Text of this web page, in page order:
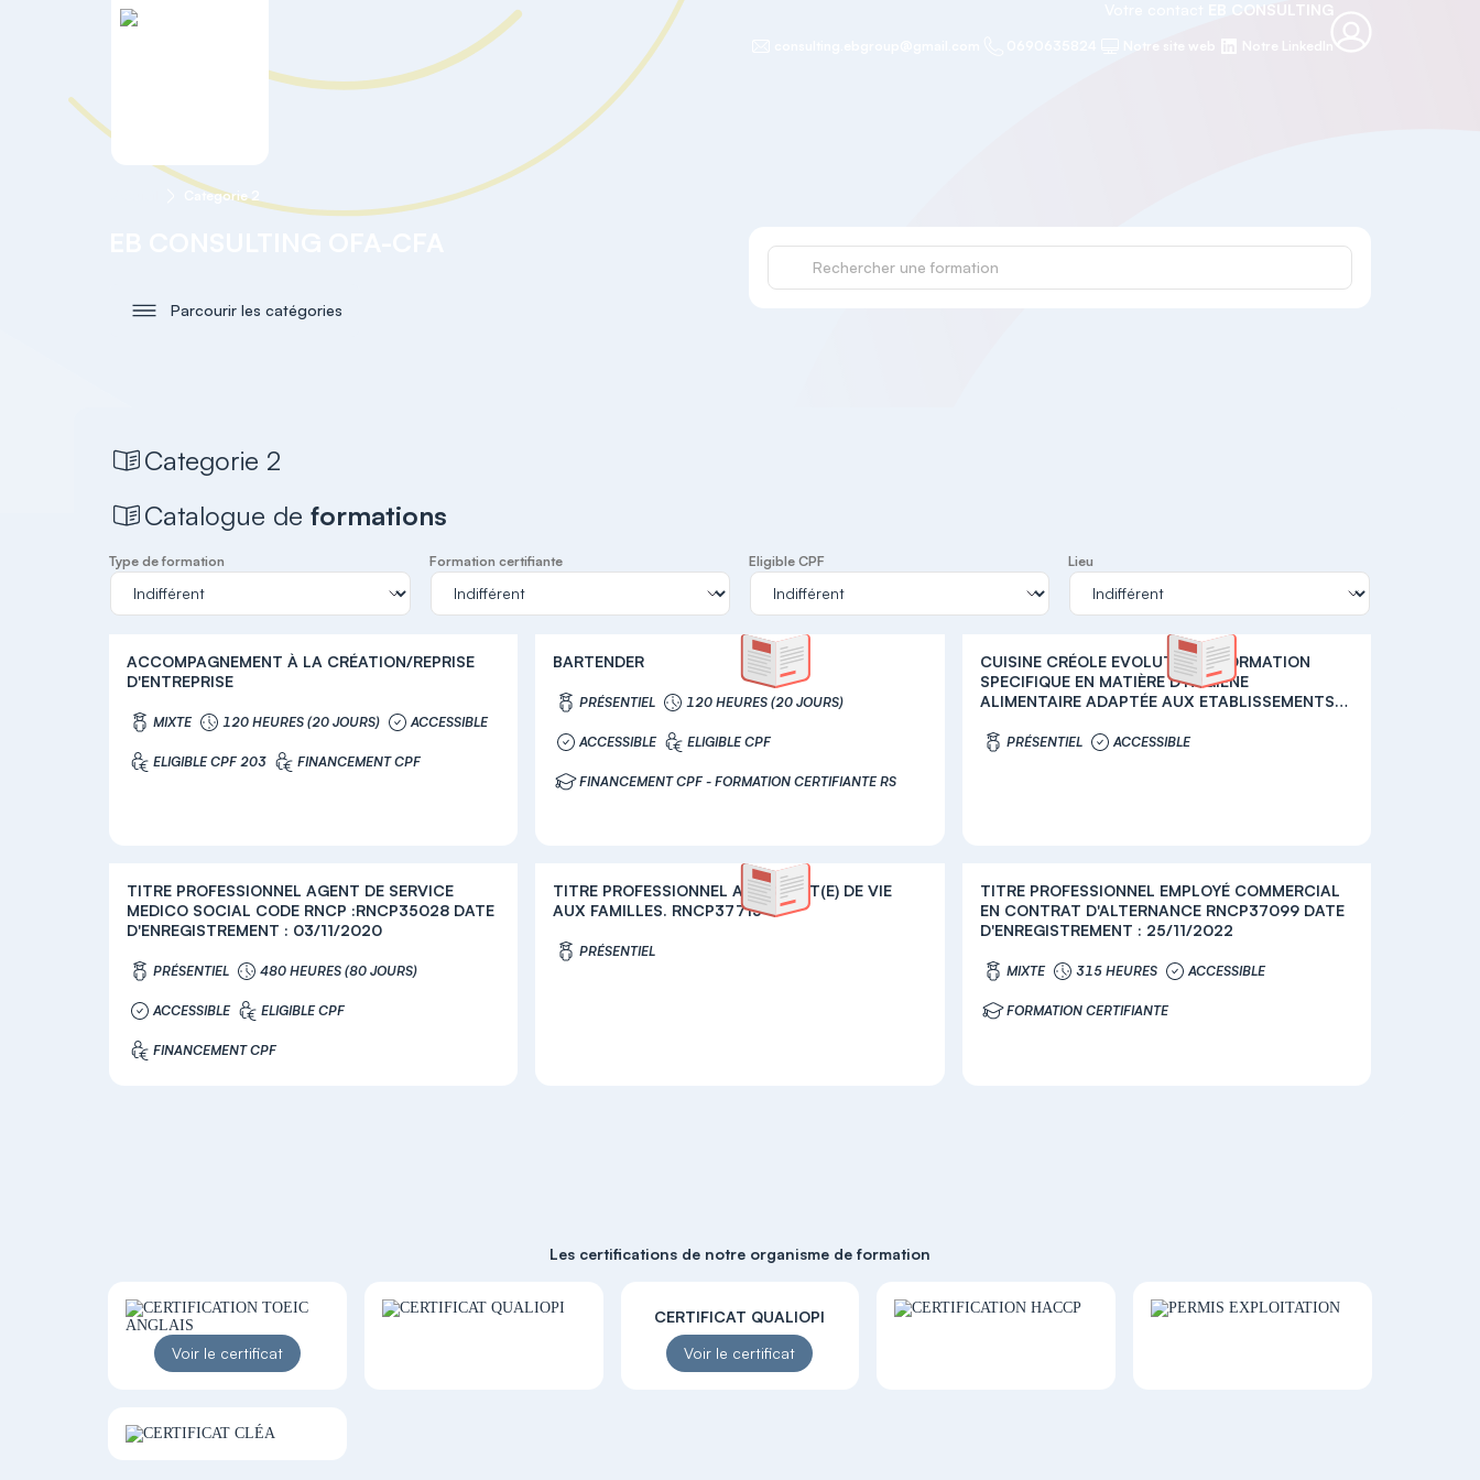
EB CONSULTING
Notre LinkedIn
Categorie 2
Parcourir les catégories
Categorie 2
Catalogue deformations
Type de formation Formation certifiante Eligible CPF Lieu
ACCOMPAGNEMENT À LA CRÉATION/REPRISE
D'ENTREPRISE
MIXTE 120 HEURES (20 JOURS) ACCESSIBLE
ELIGIBLE CPF 203 FINANCEMENT CPF
BARTENDER
PRÉSENTIEL 120 HEURES (20 JOURS)
ACCESSIBLE ELIGIBLE CPF
FINANCEMENT CPF - FORMATION CERTIFIANTE RS
CUISINE CRÉOLE EVOLUTIVE + FORMATION
SPECIFIQUE EN MATIÈRE D'HYGIÈNE
ALIMENTAIRE ADAPTÉE AUX ETABLISSEMENTS
EXPLOITATION OUVERTURE D'UN DÉBIT DE
PRÉSENTIEL ACCESSIBLE
TITRE PROFESSIONNEL AGENT DE SERVICE
MEDICO SOCIAL CODE RNCP :RNCP35028 DATE
D'ENREGISTREMENT : 03/11/2020
PRÉSENTIEL 480 HEURES (80 JOURS)
ACCESSIBLE ELIGIBLE CPF
FINANCEMENT CPF
TITRE PROFESSIONNEL ASSISTANT(E) DE VIE
AUX FAMILLES. RNCP37715
PRÉSENTIEL
TITRE PROFESSIONNEL EMPLOYÉ COMMERCIAL
EN CONTRAT D'ALTERNANCE RNCP37099 DATE
D'ENREGISTREMENT : 25/11/2022
MIXTE 315 HEURES ACCESSIBLE
FORMATION CERTIFIANTE
Les certifications de notre organisme de formation
Voir le certificat
CERTIFICAT QUALIOPI
Voir le certificat